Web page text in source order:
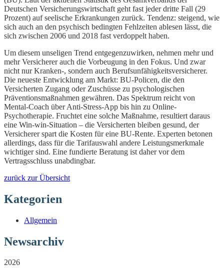
Deutschen Versicherungswirtschaft geht fast jeder dritte Fall (29
Prozent) auf seelische Erkrankungen zurück. Tendenz: steigend, wie
sich auch an den psychisch bedingten Fehlzeiten ablesen lässt, die
sich zwischen 2006 und 2018 fast verdoppelt haben.
Um diesem unseligen Trend entgegenzuwirken, nehmen mehr und
mehr Versicherer auch die Vorbeugung in den Fokus. Und zwar
nicht nur Kranken-, sondern auch Berufsunfähigkeitsversicherer.
Die neueste Entwicklung am Markt: BU-Policen, die den
Versicherten Zugang oder Zuschüsse zu psychologischen
Präventionsmaßnahmen gewähren. Das Spektrum reicht von
Mental-Coach über Anti-Stress-App bis hin zu Online-
Psychotherapie. Fruchtet eine solche Maßnahme, resultiert daraus
eine Win-win-Situation – die Versicherten bleiben gesund, der
Versicherer spart die Kosten für eine BU-Rente. Experten betonen
allerdings, dass für die Tarifauswahl andere Leistungsmerkmale
wichtiger sind. Eine fundierte Beratung ist daher vor dem
Vertragsschluss unabdingbar.
zurück zur Übersicht
Kategorien
Allgemein
Newsarchiv
2026